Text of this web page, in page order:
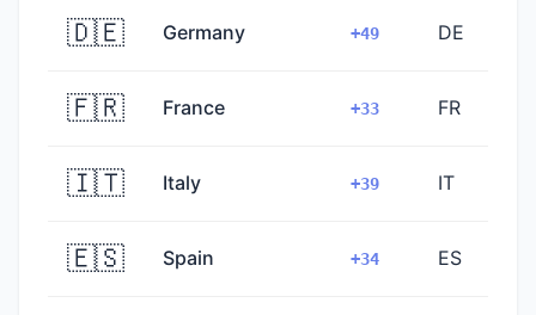
🇩🇪 Germany +49 DE
🇫🇷 France +33 FR
🇮🇹 Italy +39 IT
🇪🇸 Spain +34 ES